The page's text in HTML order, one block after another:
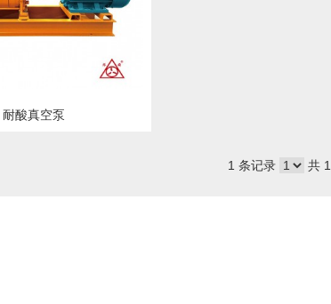
耐酸真空泵
1 条记录 共